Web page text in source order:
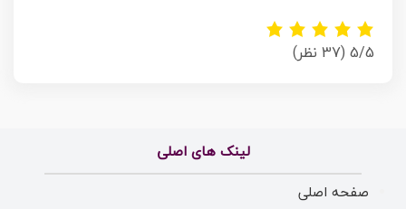
5/5 (37 نظر)
لینک های اصلی
صفحه اصلی